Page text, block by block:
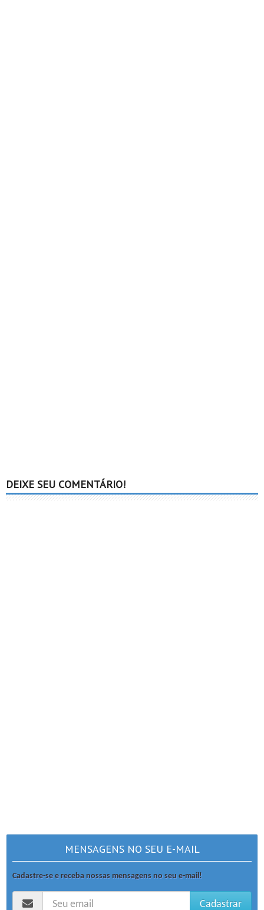
DEIXE SEU COMENTÁRIO!
MENSAGENS NO SEU E-MAIL
Cadastre-se e receba nossas mensagens no seu e-mail!
Cadastrar